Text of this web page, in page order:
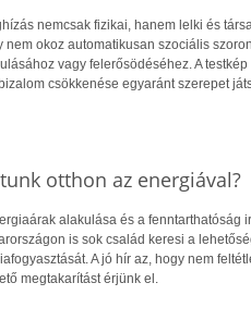
nemcsak fizikai, hanem lelki és
nem okoz automatikusan szociális
vagy felerősödéséhez. A
csökkenése egyaránt szerepet
otthon az energiával?
alakulása és a fenntarthatóság
is sok család keresi a
A jó hír az, hogy nem
megtakarítást érjünk el.